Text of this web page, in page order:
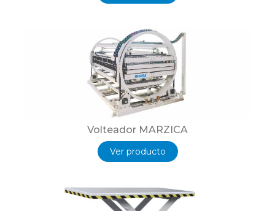
Volteador MARZICA
Ver producto